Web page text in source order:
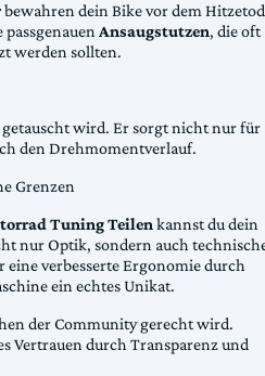
bewahren dein Bike vor dem
Ansaugstutzen, die oft
werden sollten.
getauscht wird. Er sorgt nicht nur für
den Drehmomentverlauf.
Grenzen
Tuning Teilenkannst du dein
nur Optik, sondern auch
eine verbesserte Ergonomie durch
ein echtes Unikat.
der Community gerecht wird.
Vertrauen durch Transparenz und